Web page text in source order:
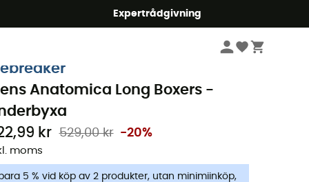
Expertrådgivning
Kort Underställsbyxor
Anatomica Long Boxers -
kr 529,00 kr -20%
moms
5 % vid köp av 2 produkter, utan minimiinköp,